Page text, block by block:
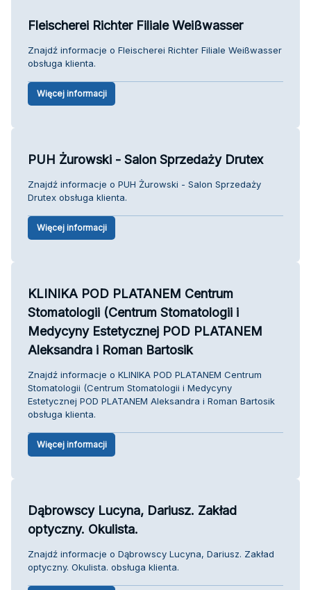
Fleischerei Richter Filiale Weißwasser
Znajdź informacje o Fleischerei Richter Filiale Weißwasser
obsługa klienta.
Więcej informacji
PUH Żurowski - Salon Sprzedaży Drutex
Znajdź informacje o PUH Żurowski - Salon Sprzedaży
Drutex obsługa klienta.
Więcej informacji
KLINIKA POD PLATANEM Centrum
Stomatologii (Centrum Stomatologii i
Medycyny Estetycznej POD PLATANEM
Aleksandra i Roman Bartosik
Znajdź informacje o KLINIKA POD PLATANEM Centrum
Stomatologii (Centrum Stomatologii i Medycyny
Estetycznej POD PLATANEM Aleksandra i Roman Bartosik
obsługa klienta.
Więcej informacji
Dąbrowscy Lucyna, Dariusz. Zakład
optyczny. Okulista.
Znajdź informacje o Dąbrowscy Lucyna, Dariusz. Zakład
optyczny. Okulista. obsługa klienta.